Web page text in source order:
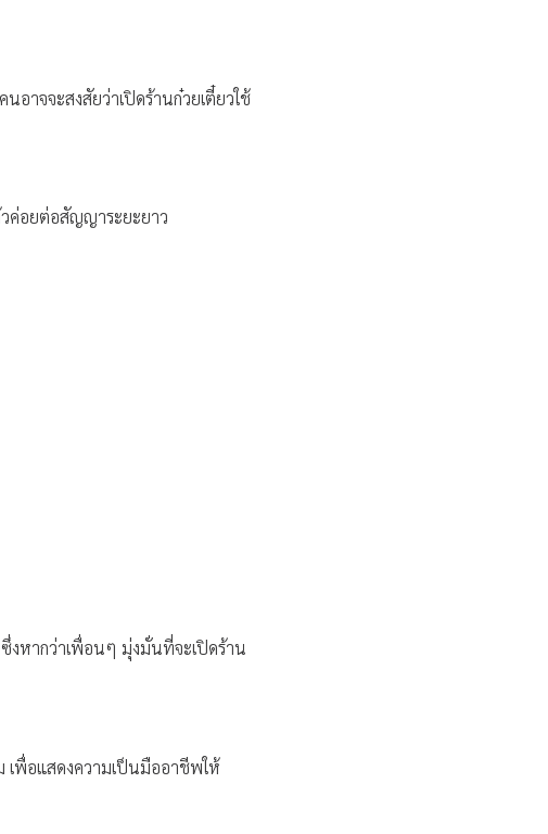
าจจะสงสัยว่าเปิดร้านก๋วยเตี๋ยวใช้
ค่อยต่อสัญญาระยะยาว
งหากว่าเพื่อนๆ มุ่งมั่นที่จะเปิดร้าน
เพื่อแสดงความเป็นมืออาชีพให้